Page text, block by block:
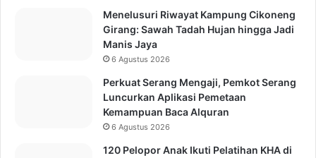
Menelusuri Riwayat Kampung Cikoneng
Girang: Sawah Tadah Hujan hingga Jadi
Manis Jaya
6 Agustus 2026
Perkuat Serang Mengaji, Pemkot Serang
Luncurkan Aplikasi Pemetaan
Kemampuan Baca Alquran
6 Agustus 2026
120 Pelopor Anak Ikuti Pelatihan KHA di